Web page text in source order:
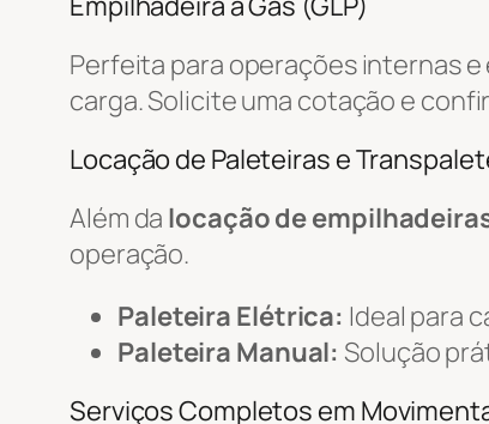
Perfeita para operações internas e
carga. Solicite uma cotação e
Locação de Paleteiras e
Além da locação de
operação.
Paleteira Elétrica: Ideal para
Paleteira Manual: Solução
Serviços Completos em